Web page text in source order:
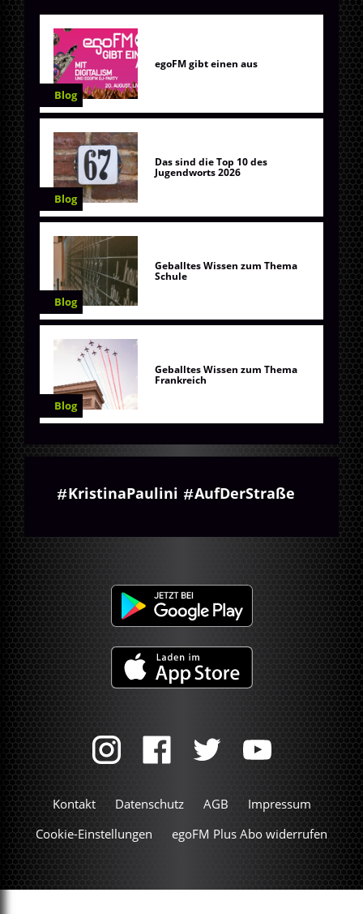
Blog
egoFM gibt einen aus
Blog
Das sind die Top 10 des
Jugendworts 2026
Blog
Geballtes Wissen zum Thema
Schule
Blog
Geballtes Wissen zum Thema
Frankreich
KristinaPaulini AufDerStraße
Kontakt Datenschutz AGB
Impressum
Cookie-Einstellungen
egoFM Plus Abo widerrufen